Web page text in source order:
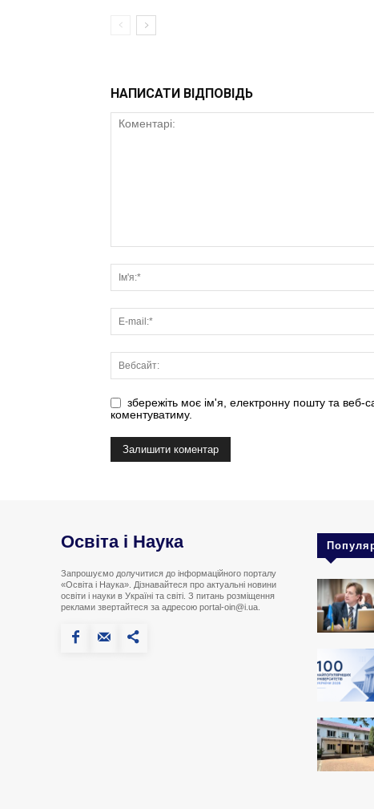
НАПИСАТИ ВІДПОВІДЬ
збережіть моє ім'я, електронну пошту та веб-
коментуватиму.
Освіта і Наука
Запрошуємо долучитися до інформаційного порталу
«Освіта і Наука». Дізнавайтеся про актуальні новини
освіти і науки в Україні та світі. З питань розміщення
реклами звертайтеся за адресою portal-oin@i.ua.